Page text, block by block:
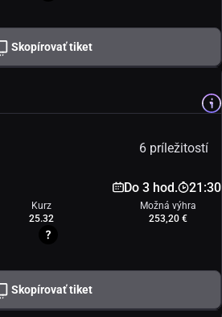
Skopírovať tiket
6 príležitostí
Do 3 hod. 21:30
Kurz
25.32
Možná výhra
253,20 €
Skopírovať tiket